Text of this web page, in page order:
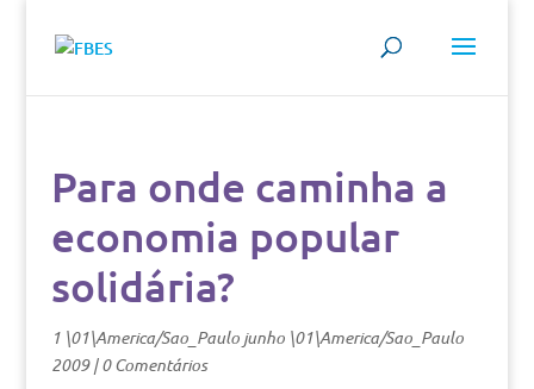
Para onde caminha a
economia popular
solidária?
1 \01\America/Sao_Paulo junho \01\America/Sao_Paulo
2009|0 Comentários